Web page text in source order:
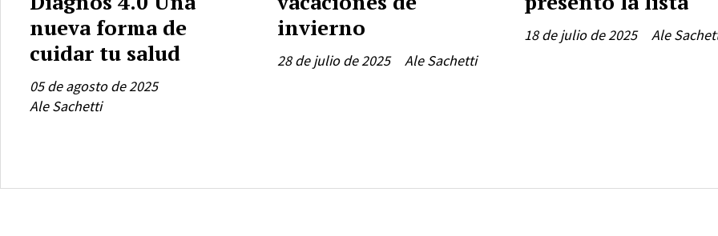
nueva forma de
cuidar tu salud
Ale Sachetti
05 de agosto de 2025
invierno
Ale Sachetti
28 de julio de 2025
Ale
18 de julio de 2025